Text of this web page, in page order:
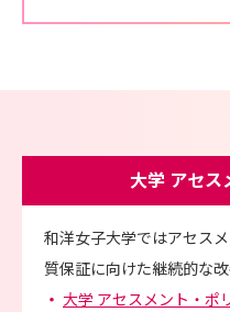
大学 アセス
和洋女子大学ではアセス
質保証に向けた継続的な改
・ 大学 アセスメント・ポ